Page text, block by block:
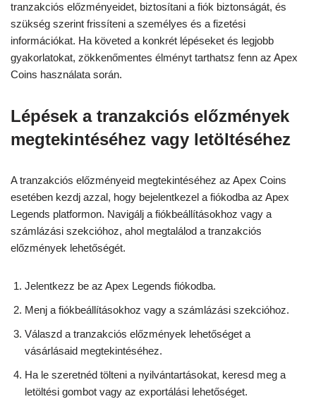
tranzakciós előzményeidet, biztosítani a fiók biztonságát, és
szükség szerint frissíteni a személyes és a fizetési
információkat. Ha követed a konkrét lépéseket és legjobb
gyakorlatokat, zökkenőmentes élményt tarthatsz fenn az Apex
Coins használata során.
Lépések a tranzakciós előzmények
megtekintéséhez vagy letöltéséhez
A tranzakciós előzményeid megtekintéséhez az Apex Coins
esetében kezdj azzal, hogy bejelentkezel a fiókodba az Apex
Legends platformon. Navigálj a fiókbeállításokhoz vagy a
számlázási szekcióhoz, ahol megtalálod a tranzakciós
előzmények lehetőségét.
Jelentkezz be az Apex Legends fiókodba.
Menj a fiókbeállításokhoz vagy a számlázási szekcióhoz.
Válaszd a tranzakciós előzmények lehetőséget a
vásárlásaid megtekintéséhez.
Ha le szeretnéd tölteni a nyilvántartásokat, keresd meg a
letöltési gombot vagy az exportálási lehetőséget.